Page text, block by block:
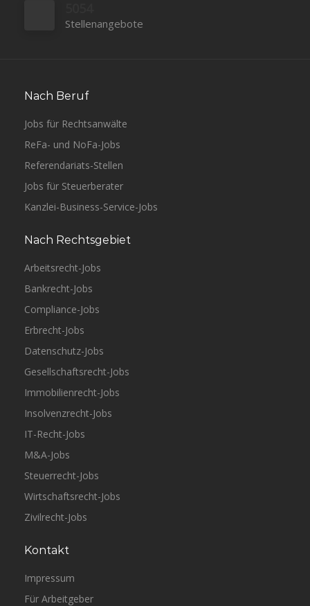
Stellenangebote
Nach Beruf
Jobs für Rechtsanwälte
ReFa- und NoFa-Jobs
Referendariats-Stellen
Jobs für Steuerberater
Kanzlei-Business-Service-Jobs
Nach Rechtsgebiet
Arbeitsrecht-Jobs
Bankrecht-Jobs
Compliance-Jobs
Erbrecht-Jobs
Datenschutz-Jobs
Gesellschaftsrecht-Jobs
Immobilienrecht-Jobs
Insolvenzrecht-Jobs
IT-Recht-Jobs
M&A-Jobs
Steuerrecht-Jobs
Wirtschaftsrecht-Jobs
Zivilrecht-Jobs
Kontakt
Impressum
Für Arbeitgeber